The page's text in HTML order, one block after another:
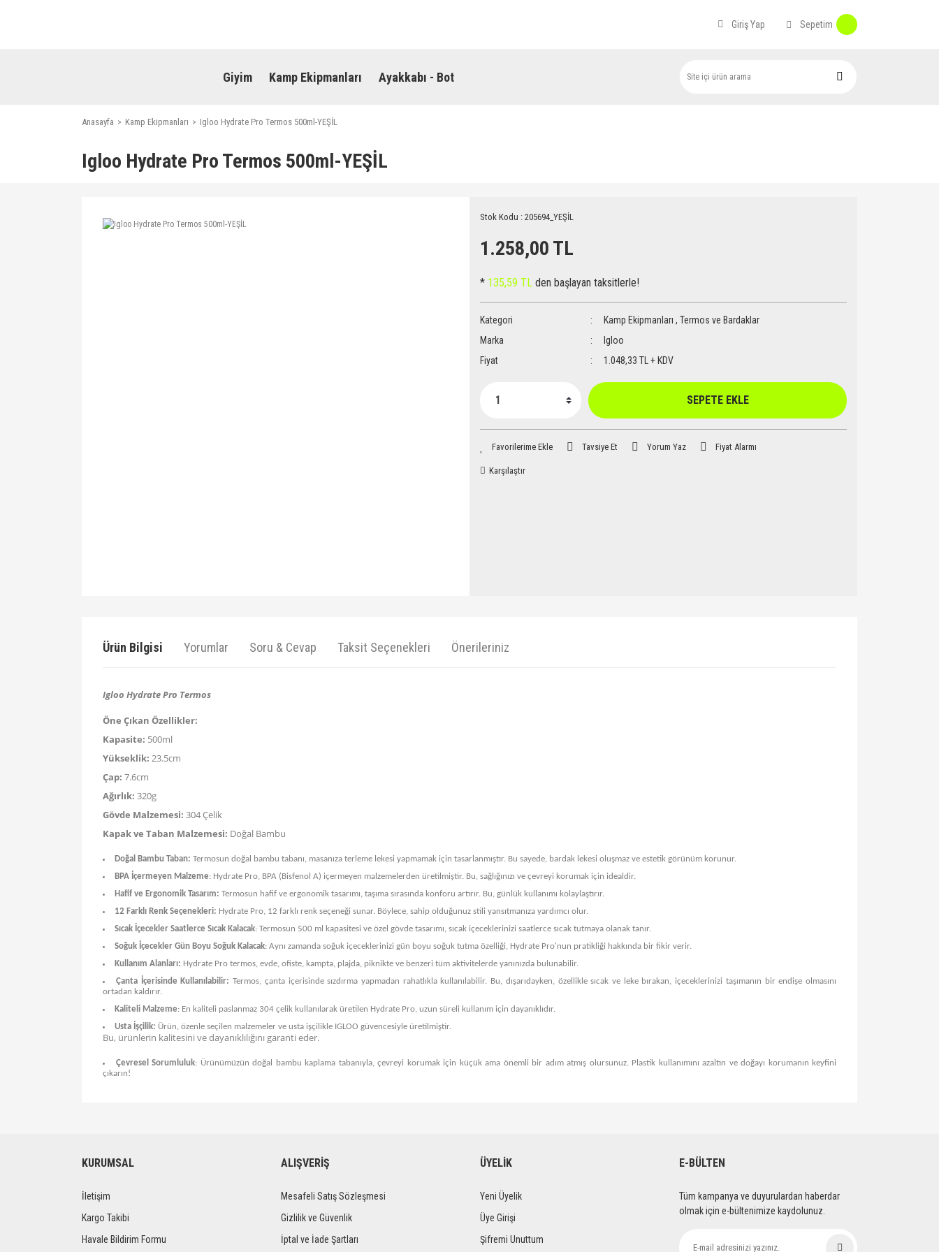
Giriş Yap Sepetim
Giyim Kamp Ekipmanları Ayakkabı - Bot
Anasayfa Kamp Ekipmanları Igloo Hydrate Pro Termos 500ml-YEŞİL
Igloo Hydrate Pro Termos 500ml-YEŞİL
Stok Kodu : 205694_YEŞİL
1.258,00 TL
* 135,59 TL den başlayan taksitlerle!
Kategori Kamp Ekipmanları , Termos ve Bardaklar
Marka
Igloo
Fiyat
1.048,33 TL + KDV
SEPETE EKLE
Tavsiye Et Yorum Yaz Fiyat Alarmı
Karşılaştır
Ürün Bilgisi Yorumlar Soru & Cevap Taksit Seçenekleri Önerileriniz
Igloo Hydrate Pro Termos
Öne Çıkan Özellikler:
Kapasite: 500ml
Yükseklik: 23.5cm
Çap: 7.6cm
Ağırlık: 320g
Gövde Malzemesi: 304 Çelik
Kapak ve Taban Malzemesi: Doğal Bambu
Doğal Bambu Taban: Termosun doğal bambu tabanı, masanıza terleme lekesi yapmamak için tasarlanmıştır. Bu sayede, bardak lekesi oluşmaz ve estetik görünüm korunur.
BPA İçermeyen Malzeme: Hydrate Pro, BPA (Bisfenol A) içermeyen malzemelerden üretilmiştir. Bu, sağlığınızı ve çevreyi korumak için idealdir.
Hafif ve Ergonomik Tasarım: Termosun hafif ve ergonomik tasarımı, taşıma sırasında konforu artırır. Bu, günlük kullanımı kolaylaştırır.
12 Farklı Renk Seçenekleri: Hydrate Pro, 12 farklı renk seçeneği sunar. Böylece, sahip olduğunuz stili yansıtmanıza yardımcı olur.
Sıcak İçecekler Saatlerce Sıcak Kalacak: Termosun 500 ml kapasitesi ve özel gövde tasarımı, sıcak içeceklerinizi saatlerce sıcak tutmaya olanak tanır.
Soğuk İçecekler Gün Boyu Soğuk Kalacak: Aynı zamanda soğuk içeceklerinizi gün boyu soğuk tutma özelliği, Hydrate Pro'nun pratikliği hakkında bir fikir verir.
Kullanım Alanları: Hydrate Pro termos, evde, ofiste, kampta, plajda, piknikte ve benzeri tüm aktivitelerde yanınızda bulunabilir.
Çanta İçerisinde Kullanılabilir:Termos, çanta içerisinde sızdırma yapmadan rahatlıkla kullanılabilir. Bu, dışarıdayken, özellikle sıcak ve leke bırakan, içeceklerinizi taşımanın bir endişe olmasını
ortadan kaldırır.
Kaliteli Malzeme: En kaliteli paslanmaz 304 çelik kullanılarak üretilen Hydrate Pro, uzun süreli kullanım için dayanıklıdır.
Usta İşçilik: Ürün, özenle seçilen malzemeler ve usta işçilikle IGLOO güvencesiyle üretilmiştir.
Bu, ürünlerin kalitesini ve dayanıklılığını garanti eder.
Çevresel Sorumluluk: Ürünümüzün doğal bambu kaplama tabanıyla, çevreyi korumak için küçük ama önemli bir adım atmış olursunuz. Plastik kullanımını azaltın ve doğayı korumanın keyfini
çıkarın!
Ürün resmi kalitesiz, bozuk veya görüntülenemiyor.
Bu ürüne benzer farklı alternatifler olmalı.
KURUMSAL
İletişim
Kargo Takibi
Havale Bildirim Formu
ALIŞVERİŞ
Mesafeli Satış Sözleşmesi
Gizlilik ve Güvenlik
İptal ve İade Şartları
ÜYELİK
Yeni Üyelik
Üye Girişi
Şifremi Unuttum
E-BÜLTEN
Tüm kampanya ve duyurulardan haberdar
olmak için e-bültenimize kaydolunuz.